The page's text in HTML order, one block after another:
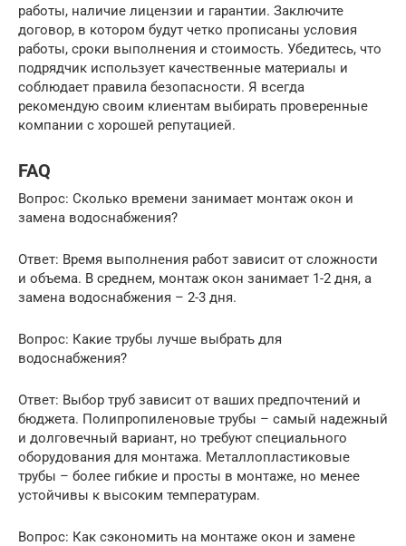
работы, наличие лицензии и гарантии. Заключите
договор, в котором будут четко прописаны условия
работы, сроки выполнения и стоимость. Убедитесь, что
подрядчик использует качественные материалы и
соблюдает правила безопасности. Я всегда
рекомендую своим клиентам выбирать проверенные
компании с хорошей репутацией.
FAQ
Вопрос: Сколько времени занимает монтаж окон и
замена водоснабжения?
Ответ: Время выполнения работ зависит от сложности
и объема. В среднем, монтаж окон занимает 1-2 дня, а
замена водоснабжения – 2-3 дня.
Вопрос: Какие трубы лучше выбрать для
водоснабжения?
Ответ: Выбор труб зависит от ваших предпочтений и
бюджета. Полипропиленовые трубы – самый надежный
и долговечный вариант, но требуют специального
оборудования для монтажа. Металлопластиковые
трубы – более гибкие и просты в монтаже, но менее
устойчивы к высоким температурам.
Вопрос: Как сэкономить на монтаже окон и замене